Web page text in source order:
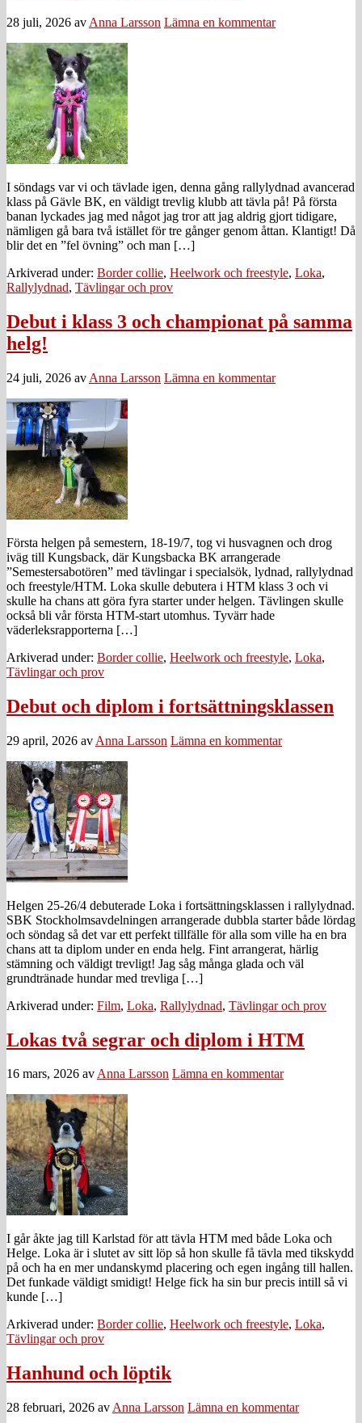
28 juli, 2026 av Anna Larsson Lämna en kommentar
I söndags var vi och tävlade igen, denna gång rallylydnad avancerad
klass på Gävle BK, en väldigt trevlig klubb att tävla på! På första
banan lyckades jag med något jag tror att jag aldrig gjort tidigare,
nämligen gå bara två istället för tre gånger genom åttan. Klantigt! Då
blir det en ”fel övning” och man […]
Arkiverad under: Border collie, Heelwork och freestyle, Loka,
Rallylydnad, Tävlingar och prov
Debut i klass 3 och championat på samma
helg!
24 juli, 2026 av Anna Larsson Lämna en kommentar
Första helgen på semestern, 18-19/7, tog vi husvagnen och drog
iväg till Kungsback, där Kungsbacka BK arrangerade
”Semestersabotören” med tävlingar i specialsök, lydnad, rallylydnad
och freestyle/HTM. Loka skulle debutera i HTM klass 3 och vi
skulle ha chans att göra fyra starter under helgen. Tävlingen skulle
också bli vår första HTM-start utomhus. Tyvärr hade
väderleksrapporterna […]
Arkiverad under: Border collie, Heelwork och freestyle, Loka,
Tävlingar och prov
Debut och diplom i fortsättningsklassen
29 april, 2026 av Anna Larsson Lämna en kommentar
Helgen 25-26/4 debuterade Loka i fortsättningsklassen i rallylydnad.
SBK Stockholmsavdelningen arrangerade dubbla starter både lördag
och söndag så det var ett perfekt tillfälle för alla som ville ha en bra
chans att ta diplom under en enda helg. Fint arrangerat, härlig
stämning och väldigt trevligt! Jag såg många glada och väl
grundtränade hundar med trevliga […]
Arkiverad under: Film, Loka, Rallylydnad, Tävlingar och prov
Lokas två segrar och diplom i HTM
16 mars, 2026 avAnna Larsson Lämna en kommentar
I går åkte jag till Karlstad för att tävla HTM med både Loka och
Helge. Loka är i slutet av sitt löp så hon skulle få tävla med tikskydd
på och ha en mer undanskymd placering och egen ingång till hallen.
Det funkade väldigt smidigt! Helge fick ha sin bur precis intill så vi
kunde […]
Arkiverad under: Border collie, Heelwork och freestyle, Loka,
Tävlingar och prov
Hanhund och löptik
28 februari, 2026 av Anna Larsson Lämna en kommentar